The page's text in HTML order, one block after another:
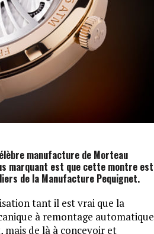
manufacture de Morteau
marquant est que cette montre est
de la Manufacture Pequignet.
tant il est vrai que la
à remontage automatique
de là à concevoir et